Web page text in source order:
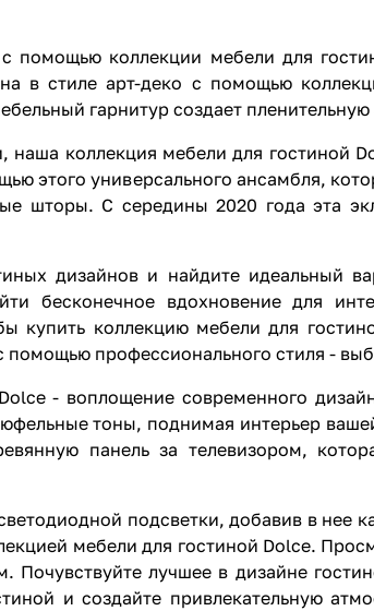
помощью коллекции мебели для
в стиле арт-деко с помощью
гарнитур создает
наша коллекция мебели для гостиной
этого универсального ансамбля,
шторы. С середины 2020 года эта
дизайнов и найдите идеальный
бесконечное вдохновение для
купить коллекцию мебели для
профессионального стиля -
- воплощение современного
тоны, поднимая интерьер
панель за телевизором,
подсветки, добавив в нее
мебели для гостиной Dolce.
Почувствуйте лучшее в дизайне
и создайте привлекательную